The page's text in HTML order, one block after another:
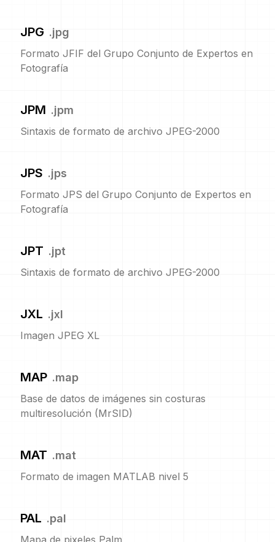
JPG .jpg
Formato JFIF del Grupo Conjunto de Expertos en
Fotografía
JPM .jpm
Sintaxis de formato de archivo JPEG-2000
JPS .jps
Formato JPS del Grupo Conjunto de Expertos en
Fotografía
JPT .jpt
Sintaxis de formato de archivo JPEG-2000
JXL .jxl
Imagen JPEG XL
MAP .map
Base de datos de imágenes sin costuras
multiresolución (MrSID)
MAT .mat
Formato de imagen MATLAB nivel 5
PAL .pal
Mapa de pixeles Palm